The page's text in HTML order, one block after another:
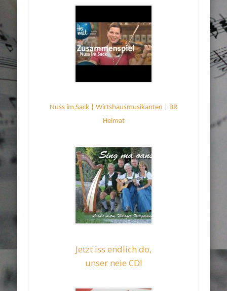
Nuss im Sack | Wirtshausmusikanten | BR
Heimat
Jetzt iss endlich do,
unser neie CD!